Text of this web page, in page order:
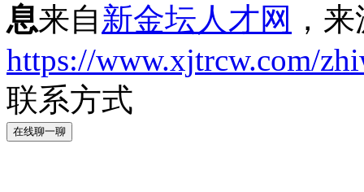
息来自新金坛人才网 ，
https://www.xjtrcw.com/
联系方式
在线聊一聊